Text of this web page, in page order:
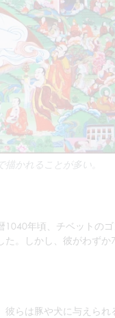
かれることが多い。
年頃、チベットの
。しかし、彼がわずか
らは豚や犬に与えられ